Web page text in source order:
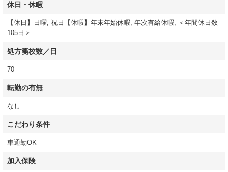
休日・休暇
【休日】日曜, 祝日【休暇】年末年始休暇, 年次有給休暇, ＜年間休日数
105日＞
処方箋枚数／日
70
転勤の有無
なし
こだわり条件
車通勤OK
加入保険